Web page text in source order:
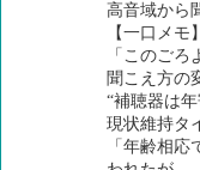
高音域から
【一口メ
「このご
聞こえ方の
“補聴器は
現状維持タ
「年齢相